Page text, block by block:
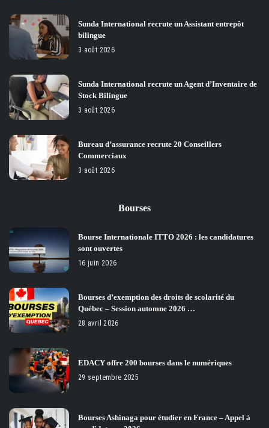
Sunda International recrute un Assistant entrepôt
bilingue
3 août 2026
Sunda International recrute un Agent d’Inventaire de
Stock Bilingue
3 août 2026
Bureau d’assurance recrute 20 Conseillers
Commerciaux
3 août 2026
Bourses
Bourse Internationale ITTO 2026 : les candidatures
sont ouvertes
16 juin 2026
Bourses d’exemption des droits de scolarité du
Québec – Session automne 2026 …
28 avril 2026
EDACY offre 200 bourses dans le numériques
29 septembre 2025
Bourses Ashinaga pour étudier en France – Appel à